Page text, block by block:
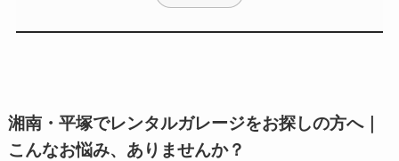
湘南・平塚でレンタルガレージをお探しの方へ｜
こんなお悩み、ありませんか？